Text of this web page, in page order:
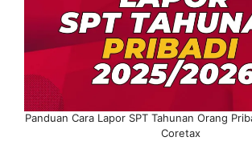
Panduan Cara Lapor SPT Tahunan Orang
Coretax